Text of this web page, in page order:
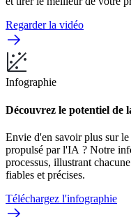
Regarder la vidéo
Infographie
Découvrez le potentiel de
Envie d'en savoir plus sur
propulsé par l'IA ? Notre
processus, illustrant
fiables et précises.
Téléchargez l'infographie